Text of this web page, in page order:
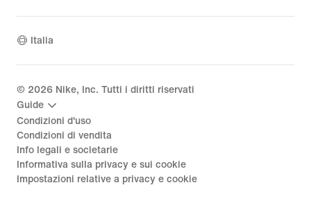
Italia
© 2026 Nike, Inc. Tutti i diritti riservati
Guide
Condizioni d'uso
Condizioni di vendita
Info legali e societarie
Informativa sulla privacy e sui cookie
Impostazioni relative a privacy e cookie